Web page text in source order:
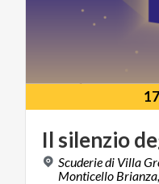
Il silenzio
Scuderie di Villa
Monticello